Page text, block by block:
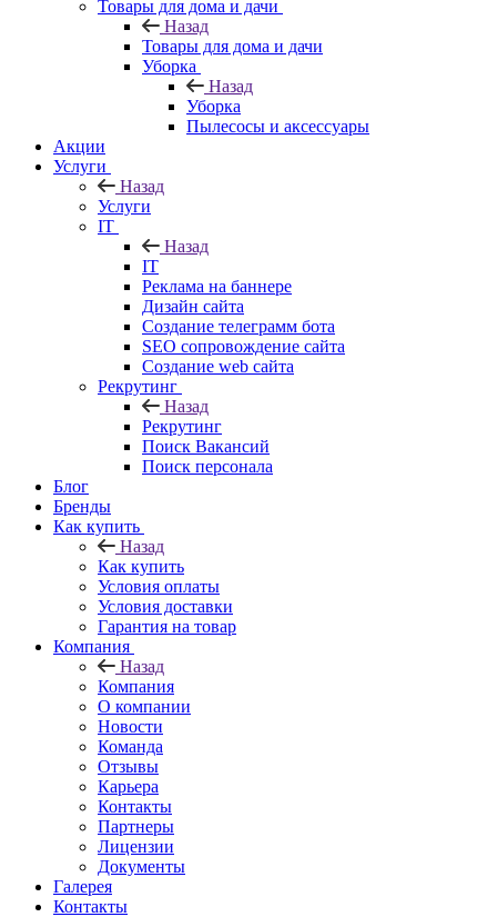
Товары для дома и дачи
Назад
Товары для дома и дачи
Уборка
Назад
Уборка
Пылесосы и аксессуары
Акции
Услуги
Назад
Услуги
IT
Назад
IT
Реклама на баннере
Дизайн сайта
Создание телеграмм бота
SEO сопровождение сайта
Создание web сайта
Рекрутинг
Назад
Рекрутинг
Поиск Вакансий
Поиск персонала
Блог
Бренды
Как купить
Назад
Как купить
Условия оплаты
Условия доставки
Гарантия на товар
Компания
Назад
Компания
О компании
Новости
Команда
Отзывы
Карьера
Контакты
Партнеры
Лицензии
Документы
Галерея
Контакты